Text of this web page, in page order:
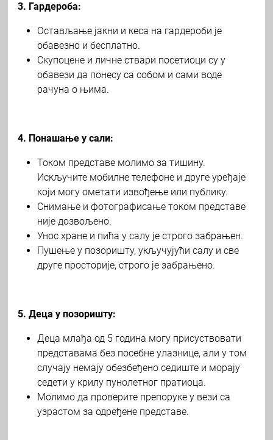
3. Гардероба:
Остављање јакни и кеса на гардероби је
обавезно и бесплатно.
Скупоцене и личне ствари посетиоци су у
обавези да понесу са собом и сами воде
рачуна о њима.
4. Понашање у сали:
Током представе молимо за тишину.
Искључите мобилне телефоне и друге уређаје
који могу ометати извођење или публику.
Снимање и фотографисање током представе
није дозвољено.
Унос хране и пића у салу је строго забрањен.
Пушење у позоришту, укључујући салу и све
друге просторије, строго је забрањено.
5. Деца у позоришту:
Деца млађа од 5 година могу присуствовати
представама без посебне улазнице, али у том
случају немају обезбеђено седиште и морају
седети у крилу пунолетног пратиоца.
Молимо да проверите препоруке у вези са
узрастом за одређене представе.